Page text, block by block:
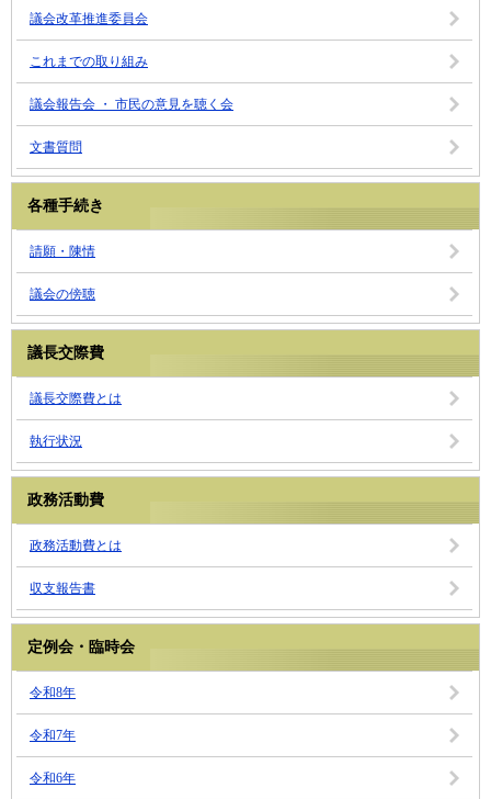
議会改革推進委員会
これまでの取り組み
議会報告会 ・ 市民の意見を聴く会
文書質問
各種手続き
請願・陳情
議会の傍聴
議長交際費
議長交際費とは
執行状況
政務活動費
政務活動費とは
収支報告書
定例会・臨時会
令和8年
令和7年
令和6年